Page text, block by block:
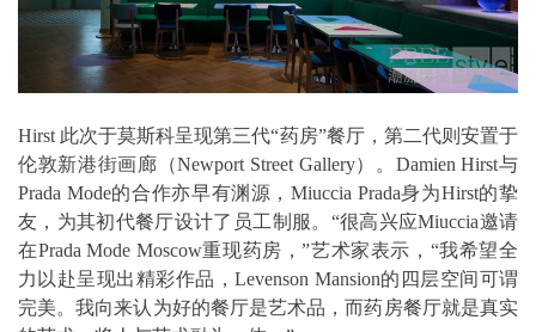
Hirst 此次于莫斯科呈现第三代“药房”餐厅，第二代则安置于
伦敦新港街画廊（Newport Street Gallery）。Damien Hirst与
Prada Mode的合作亦早有渊源，Miuccia Prada身为Hirst的挚
友，为其初代餐厅设计了员工制服。“很高兴应Miuccia邀请
在Prada Mode Moscow重现药房，”艺术家表示，“我希望全
力以赴呈现出精彩作品，Levenson Mansion的四层空间可谓
完美。我向来认为好的餐厅是艺术品，而药房餐厅就是真实